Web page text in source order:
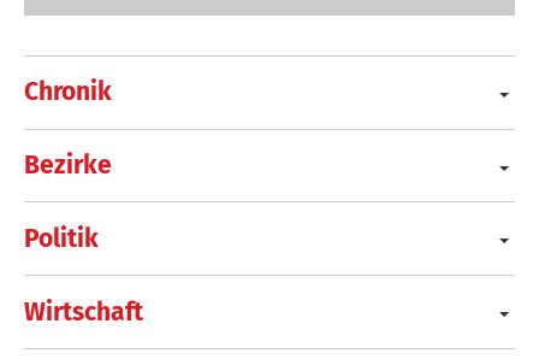
Chronik
Bezirke
Politik
Wirtschaft